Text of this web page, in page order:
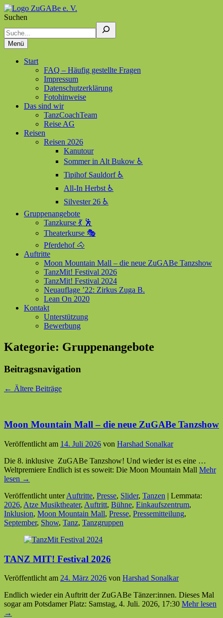
Suchen
Menü
Start
FAQ – Häufig gestellte Fragen
Impressum
Datenschutzerklärung
Fotohinweise
Das sind wir
TanzCoachTeam
Reise AG
Reisen
Reisen 2026
Kanutour
Sommer in Alt Bukow ♿
Tipihof Sauldorf ♿
All-In Herbst ♿
Silvester 26 ♿
Gruppenangebote
Tanzkurse 💃 🕺
Theaterkurse 🎭
Pferdehof 🐴
Auftritte
Moon Mountain Mall – die neue ZuGABe Tanzshow
TanzMit! Festival 2026
TanzMit! Festival 2024
Neuauflage ’22: Zirkus Zuga B.
Lean On 2020
Kontakt
Unterstützung
Bewerbung
Kategorie: Gruppenangebote
Beitragsnavigation
← Ältere Beiträge
Moon Mountain Mall – die neue ZuGABe Tanzshow
Veröffentlicht am 14. Juli 2026 von Harshad Sonalkar
Die 8. inklusive ZuGABe Tanzshow! Und wieder ist es eine …
Weltpremiere Endlich ist es soweit: Die Moon Mountain Mall Mehr
lesen →
Veröffentlicht unterAuftritte, Presse, Slider, Tanzen | Lemmata:
2026, Atze Musiktheater, Auftritt, Bühne, Einkaufszentrum,
Inklusion, Moon Mountain Mall, Presse, Pressemitteilung,
September, Show, Tanz, Tanzgruppen
TANZ MIT! Festival 2026
Veröffentlicht am 24. März 2026 von Harshad Sonalkar
Endlich wieder ein Auftritt der ZuGABe Tänzer:innen. Dieses Mal
sogar am Potsdamer Platz: Samstag, 4. Juli. 2026, 17:30 Mehr lesen
→